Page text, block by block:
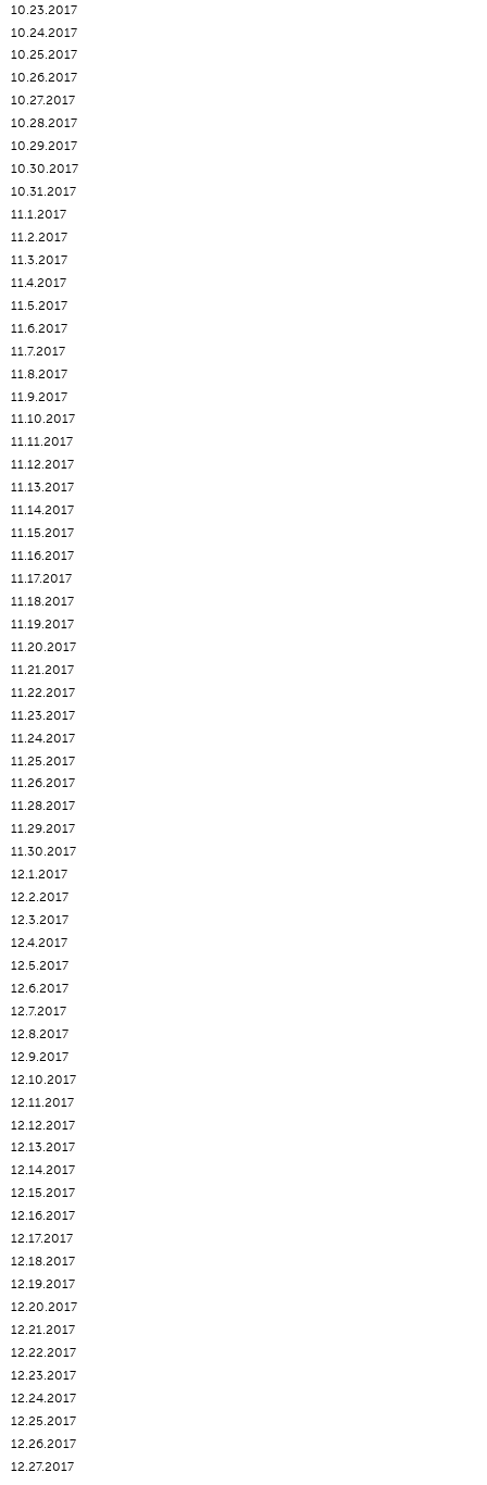
10.23.2017
10.24.2017
10.25.2017
10.26.2017
10.27.2017
10.28.2017
10.29.2017
10.30.2017
10.31.2017
11.1.2017
11.2.2017
11.3.2017
11.4.2017
11.5.2017
11.6.2017
11.7.2017
11.8.2017
11.9.2017
11.10.2017
11.11.2017
11.12.2017
11.13.2017
11.14.2017
11.15.2017
11.16.2017
11.17.2017
11.18.2017
11.19.2017
11.20.2017
11.21.2017
11.22.2017
11.23.2017
11.24.2017
11.25.2017
11.26.2017
11.28.2017
11.29.2017
11.30.2017
12.1.2017
12.2.2017
12.3.2017
12.4.2017
12.5.2017
12.6.2017
12.7.2017
12.8.2017
12.9.2017
12.10.2017
12.11.2017
12.12.2017
12.13.2017
12.14.2017
12.15.2017
12.16.2017
12.17.2017
12.18.2017
12.19.2017
12.20.2017
12.21.2017
12.22.2017
12.23.2017
12.24.2017
12.25.2017
12.26.2017
12.27.2017